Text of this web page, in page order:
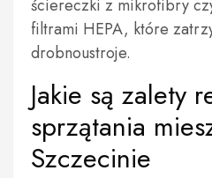
ściereczki z mikrofibry
filtrami HEPA, które
drobnoustroje.
Jakie są zalety
sprzątania
Szczecinie